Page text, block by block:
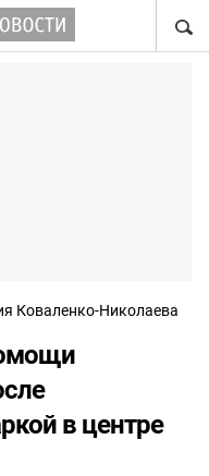
Коваленко-Николаева
в центре